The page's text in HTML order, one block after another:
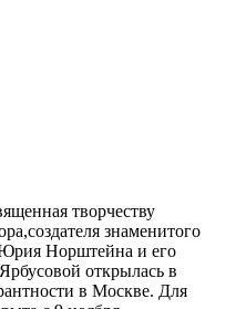
творчеству
знаменитого
Норштейна и его
открылась в
в Москве. Для